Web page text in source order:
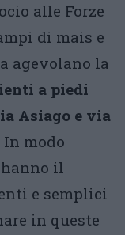
alle Forze
di mais e
agevolano la
a piedi
Asiago e via
modo
il
e semplici
in queste